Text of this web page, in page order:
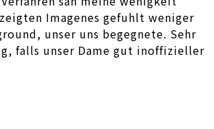
Imagenes gefuhlt weniger
unser uns begegnete. Sehr
falls unser Dame gut inoffizieller